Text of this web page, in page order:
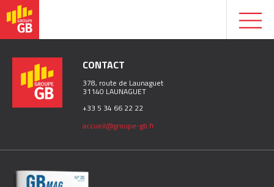
CONTACT
378, route de Launaguet
31140 LAUNAGUET
+33 5 34 66 22 22
accueil@groupe-gb.fr